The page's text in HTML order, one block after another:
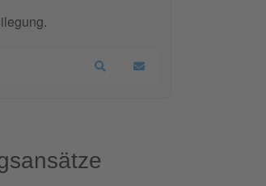
SearchUpdates abonnieren